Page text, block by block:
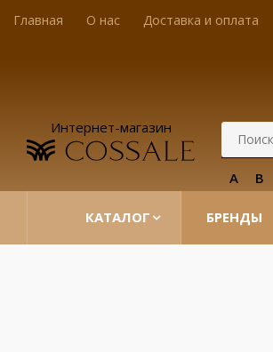
Главная О нас Доставка и оплата
Интернет-магазин
A B
КАТАЛОГ БРЕНДЫ